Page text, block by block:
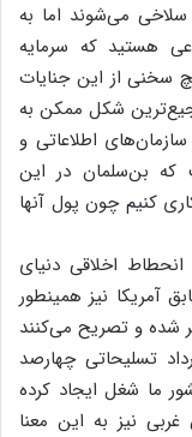
می‌شوند اما به
هستید که سرمایه
سخنی از این جنایات
شکل ممکن به
اطلاعاتی و
که بن‌سلمان در این
کنیم چون پول آنها
اخلاقی دنیای
آمریکا نیز همینطور
شده و تصریح می‌کنند
تسلیحاتی چهارصد
ما شغل ایجاد کرده
نیز به این معنا